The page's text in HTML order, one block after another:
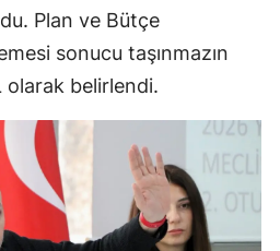
Plan ve Bütçe
sonucu taşınmazın
olarak belirlendi.